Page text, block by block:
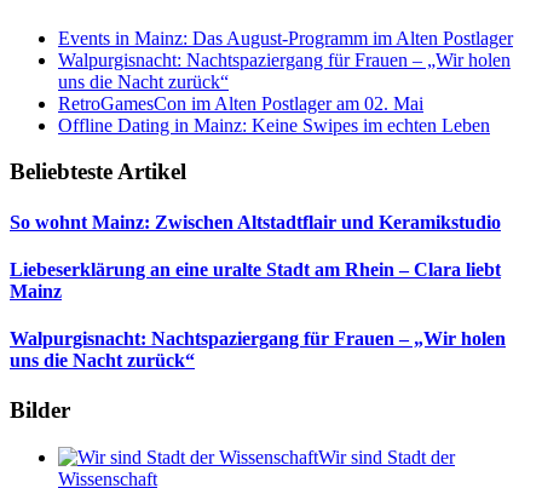
Events in Mainz: Das August-Programm im Alten Postlager
Walpurgisnacht: Nachtspaziergang für Frauen – „Wir holen
uns die Nacht zurück“
RetroGamesCon im Alten Postlager am 02. Mai
Offline Dating in Mainz: Keine Swipes im echten Leben
Beliebteste Artikel
So wohnt Mainz: Zwischen Altstadtflair und Keramikstudio
Liebeserklärung an eine uralte Stadt am Rhein – Clara liebt
Mainz
Walpurgisnacht: Nachtspaziergang für Frauen – „Wir holen
uns die Nacht zurück“
Bilder
Wir sind Stadt der
Wissenschaft